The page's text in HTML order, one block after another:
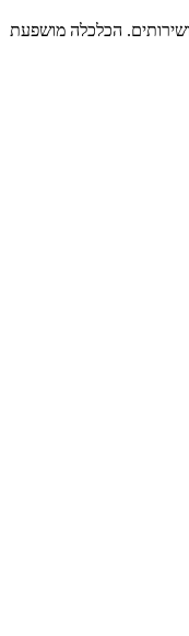
הכלכלה מושפעת